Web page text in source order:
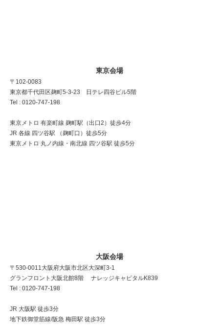
東京会場
〒102-0083
東京都千代田区麹町5-3-23 日テレ四谷ビル5階
Tel : 0120-747-198
東京メトロ 有楽町線 麹町駅（出口2）徒歩4分
JR 各線 四ツ谷駅 （麹町口）徒歩5分
東京メトロ 丸ノ内線・南北線 四ツ谷駅 徒歩5分
大阪会場
〒530-0011 大阪府大阪市北区大深町3-1
グランフロント大阪北館8階 ナレッジキャピタルK839
Tel : 0120-747-198
JR 大阪駅 徒歩3分
地下鉄御堂筋線/阪急 梅田駅 徒歩3分